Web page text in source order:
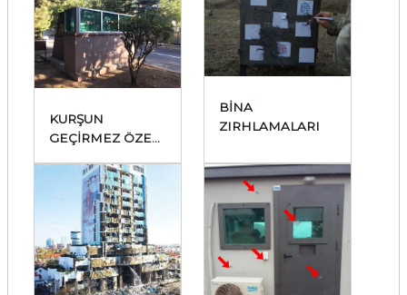
KURŞUN
GEÇİRMEZ ÖZEL
BİNA
ZIRHLAMALARI